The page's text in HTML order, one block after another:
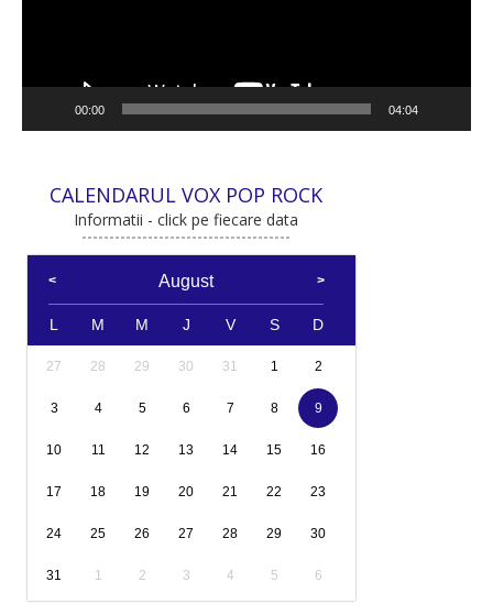
00:00 04:04
CALENDARUL VOX POP ROCK
Informatii - click pe fiecare data
August
L M M J V S D
27 28 29 30 31 1 2
3 4 5 6 7 8 9
10 11 12 13 14 15 16
17 18 19 20 21 22 23
24 25 26 27 28 29 30
31 1 2 3 4 5 6